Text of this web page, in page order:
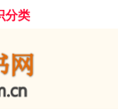
分类